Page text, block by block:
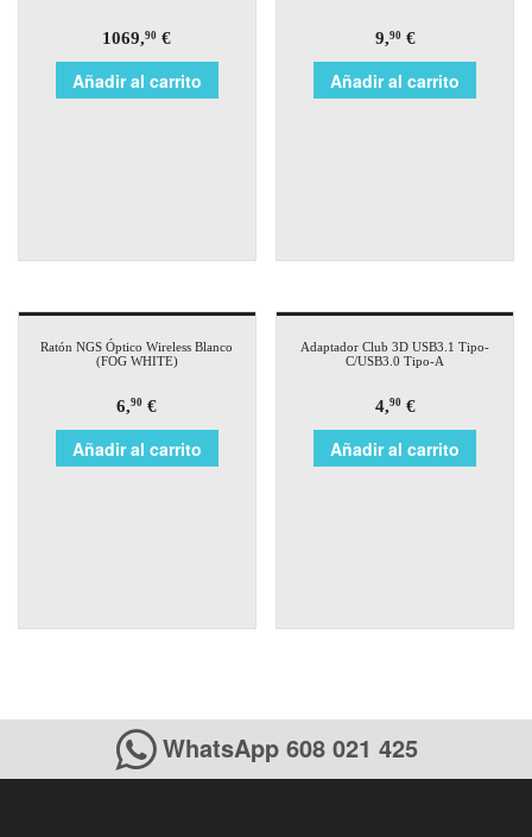
1069,90 €
Añadir al carrito
9,90€
Añadir al carrito
Ratón NGS Óptico Wireless Blanco
(FOG WHITE)
6,90 €
Añadir al carrito
Adaptador Club 3D USB3.1 Tipo-
C/USB3.0 Tipo-A
4,90€
Añadir al carrito
WhatsApp 608 021 425